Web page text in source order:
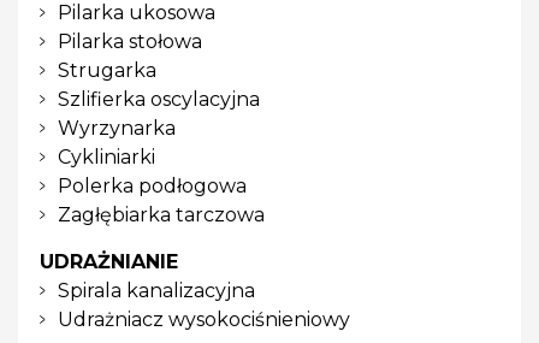
Pilarka ukosowa
Pilarka stołowa
Strugarka
Szlifierka oscylacyjna
Wyrzynarka
Cykliniarki
Polerka podłogowa
Zagłębiarka tarczowa
UDRAŻNIANIE
Spirala kanalizacyjna
Udrażniacz wysokociśnieniowy